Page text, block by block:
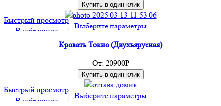
можно
выбрать
на
Купить в один клик
Быстрый просмотр
В избранное
Выберите параметрыЭтот
имеет
выбрать
Кровать Токио (Двухъярусная)
От: 20900₽
Купить в один клик
Быстрый просмотр
В избранное
Выберите параметрыЭтот